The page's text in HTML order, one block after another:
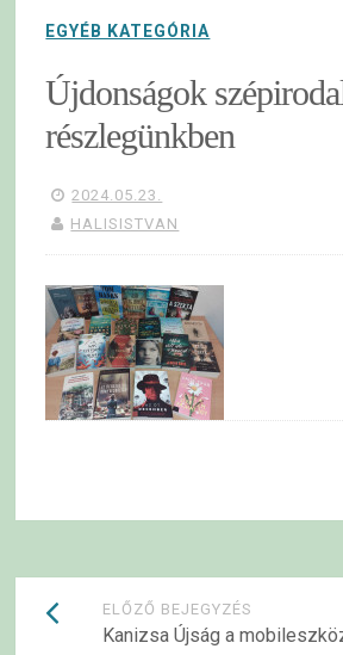
EGYÉB KATEGÓRIA
Újdonságok
részlegünkben
2024.05.23.
HALISISTVAN
Bejegyzések
navigációja
ELŐZŐ BEJEGYZÉS
Kanizsa Újság a